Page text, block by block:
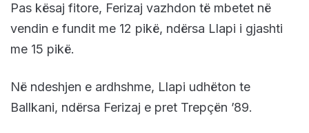
Pas kësaj fitore, Ferizaj vazhdon të mbetet në
vendin e fundit me 12 pikë, ndërsa Llapi i gjashti
me 15 pikë.
Në ndeshjen e ardhshme, Llapi udhëton te
Ballkani, ndërsa Ferizaj e pret Trepçën ’89.